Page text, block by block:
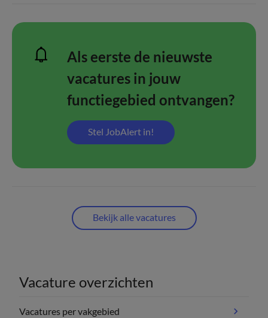
Als eerste de nieuwste
vacatures in jouw
functiegebied ontvangen?
Stel JobAlert in!
Bekijk alle vacatures
Vacature overzichten
Vacatures per vakgebied